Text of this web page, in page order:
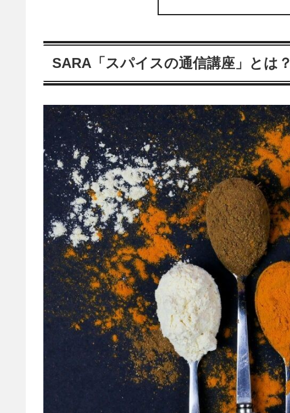
SARA「スパイスの通信講座」とは？